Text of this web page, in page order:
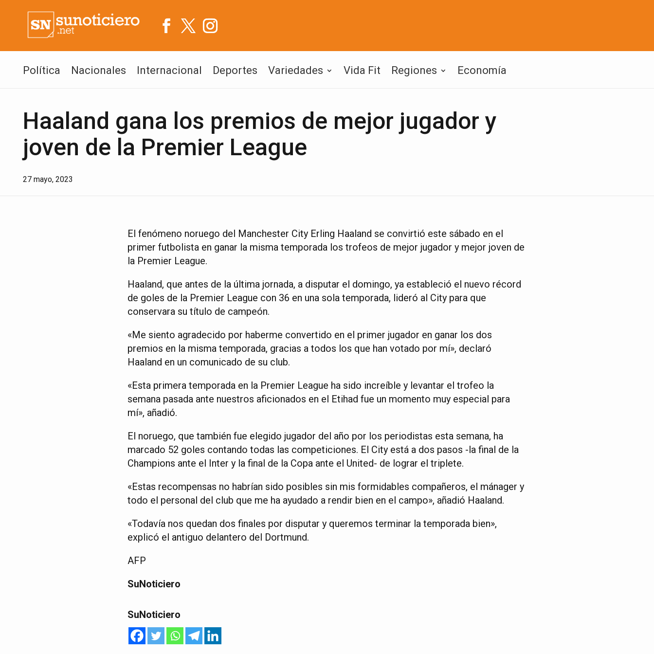
Política Nacionales Internacional Deportes Variedades Vida Fit Regiones Economía
Haaland gana los premios de mejor jugador y
joven de la Premier League
27 mayo, 2023
El fenómeno noruego del Manchester City Erling Haaland se convirtió este sábado en el
primer futbolista en ganar la misma temporada los trofeos de mejor jugador y mejor joven de
la Premier League.
Haaland, que antes de la última jornada, a disputar el domingo, ya estableció el nuevo récord
de goles de la Premier League con 36 en una sola temporada, lideró al City para que
conservara su título de campeón.
«Me siento agradecido por haberme convertido en el primer jugador en ganar los dos
premios en la misma temporada, gracias a todos los que han votado por mí», declaró
Haaland en un comunicado de su club.
«Esta primera temporada en la Premier League ha sido increíble y levantar el trofeo la
semana pasada ante nuestros aficionados en el Etihad fue un momento muy especial para
mí», añadió.
El noruego, que también fue elegido jugador del año por los periodistas esta semana, ha
marcado 52 goles contando todas las competiciones. El City está a dos pasos -la final de la
Champions ante el Inter y la final de la Copa ante el United- de lograr el triplete.
«Estas recompensas no habrían sido posibles sin mis formidables compañeros, el mánager y
todo el personal del club que me ha ayudado a rendir bien en el campo», añadió Haaland.
«Todavía nos quedan dos finales por disputar y queremos terminar la temporada bien»,
explicó el antiguo delantero del Dortmund.
AFP
SuNoticiero
SuNoticiero